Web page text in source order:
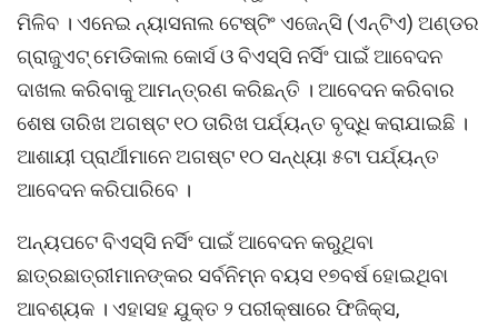
ମିଳିବ । ଏନେଇ ନ୍ୟାସନାଲ ଟେଷ୍ଟିଂ ଏଜେନ୍ସି (ଏନ୍ଟିଏ) ଅଣ୍ଡର
ଗ୍ରାଜୁଏଟ୍ ମେଡିକାଲ କୋର୍ସ ଓ ବିଏସ୍ସି ନର୍ସିଂ ପାଇଁ ଆବେଦନ
ଦାଖଲ କରିବାକୁ ଆମନ୍ତ୍ରଣ କରିଛନ୍ତି । ଆବେଦନ କରିବାର
ଶେଷ ତାରିଖ ଅଗଷ୍ଟ ୧୦ ତାରିଖ ପର୍ଯ୍ୟନ୍ତ ବୃଦ୍ଧି କରାଯାଇଛି ।
ଆଶାୟୀ ପ୍ରାର୍ଥୀମାନେ ଅଗଷ୍ଟ ୧୦ ସନ୍ଧ୍ୟା ୫ଟା ପର୍ଯ୍ୟନ୍ତ
ଆବେଦନ କରିପାରିବେ ।
ଅନ୍ୟପଟେ ବିଏସ୍ସି ନର୍ସିଂ ପାଇଁ ଆବେଦନ କରୁଥିବା
ଛାତ୍ରଛାତ୍ରୀମାନଙ୍କର ସର୍ବନିମ୍ନ ବୟସ ୧୭ବର୍ଷ ହୋଇଥିବା
ଆବଶ୍ୟକ । ଏହାସହ ଯୁକ୍ତ ୨ ପରୀକ୍ଷାରେ ଫିଜିକ୍ସ,